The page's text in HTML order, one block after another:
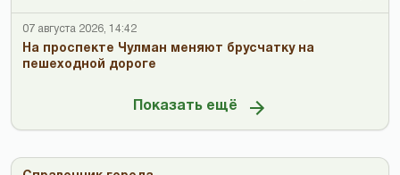
07 августа 2026, 14:42
На проспекте Чулман меняют брусчатку на
пешеходной дороге
Показать ещё